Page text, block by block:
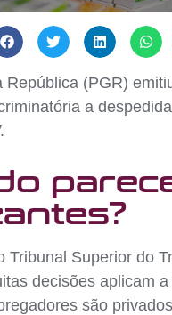
(PGR)
a
Superior do
decisões aplicam
são